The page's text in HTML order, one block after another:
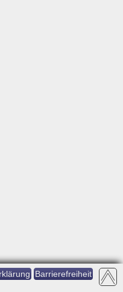
Barrierefreiheit